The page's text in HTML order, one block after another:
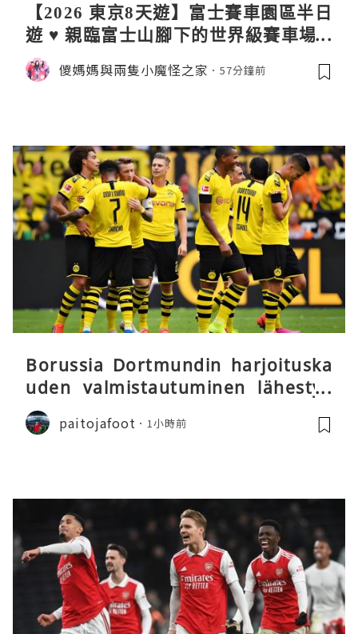
【2026 東京8天遊】富士賽車園區半日
遊 ♥ 親臨富士山腳下的世界級賽車場 F
uji SpeedWay。參觀富士賽車博物
館。到觀景餐廳邊觀賞賽車邊嘆午餐
儍媽媽與兩隻小魔怪之家 57分鐘前
Borussia Dortmundin harjoituska
uden valmistautuminen lähestyy
päätöstään
paitojafoot 1小時前